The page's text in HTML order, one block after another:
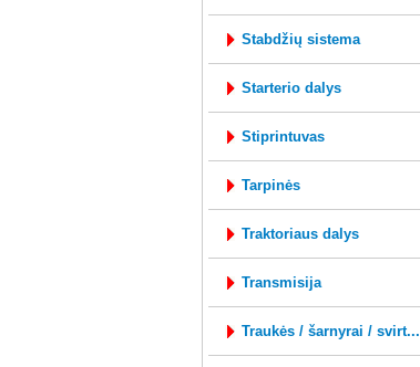
stabdžių sistema
starterio dalys
stiprintuvas
tarpinės
traktoriaus dalys
transmisija
traukės / šarnyrai / svirt...